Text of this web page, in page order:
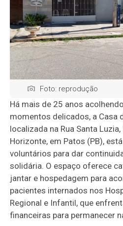
Foto: reprodução
Há mais de 25 anos
momentos delicados, a Casa
localizada na Rua Santa
Horizonte, em Patos (PB),
voluntários para dar
solidária. O espaço oferece
jantar e hospedagem para
pacientes internados nos
Regional e Infantil, que
financeiras para permanecer